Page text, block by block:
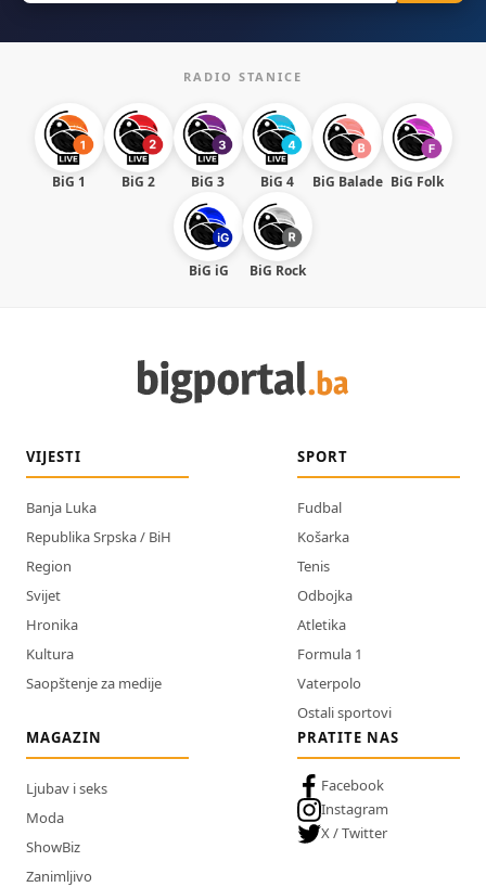
RADIO STANICE
BiG 1 BiG 2 BiG 3 BiG 4 BiG Balade BiG Folk
BiG iG BiG Rock
VIJESTI
Banja Luka
Republika Srpska / BiH
Region
Svijet
Hronika
Kultura
Saopštenje za medije
SPORT
Fudbal
Košarka
Tenis
Odbojka
Atletika
Formula 1
Vaterpolo
Ostali sportovi
MAGAZIN
Ljubav i seks
Moda
ShowBiz
Zanimljivo
PRATITE NAS
Facebook
Instagram
X / Twitter